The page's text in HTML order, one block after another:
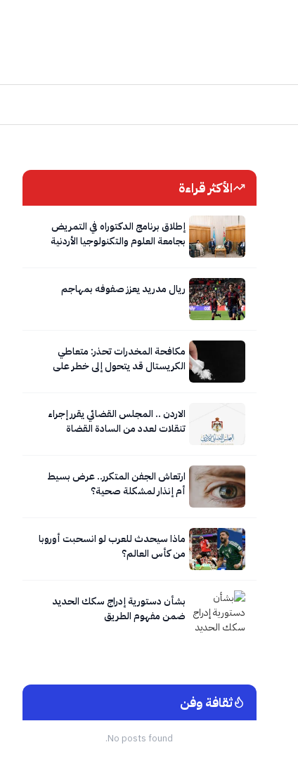
الأكثر قراءة
إطلاق برنامج الدكتوراه في التمريض
بجامعة العلوم والتكنولوجيا الأردنية
ريال مدريد يعزز صفوفه بمهاجم
مكافحة المخدرات تحذر: متعاطي
الكريستال قد يتحول إلى خطر على
الاردن .. المجلس القضائي يقرر إجراء
تنقلات لعدد من السادة القضاة
ارتعاش الجفن المتكرر.. عرض بسيط
أم إنذار لمشكلة صحية؟
ماذا سيحدث للعرب لو انسحبت أوروبا
من كأس العالم؟
بشأن دستورية إدراج سكك الحديد
ضمن مفهوم الطريق
ثقافة وفن
No posts found.